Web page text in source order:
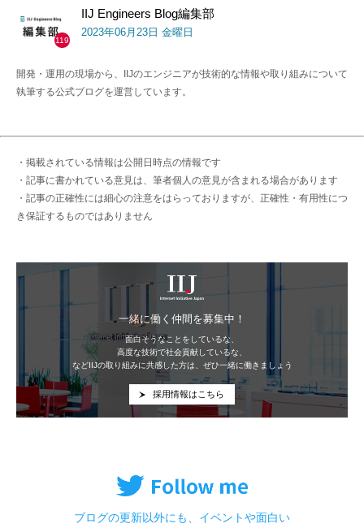
119
IIJ Engineers Blog編集部
2023年06月23日 金曜日
開発・運用の現場から、IIJのエンジニアが技術的な情報や取り組みについて
執筆する公式ブログを運営しています。
・掲載されている情報は公開日時点の情報です
・記事に書かれている意見は、筆者個人の意見が含まれる場合があります
・記事の正確性には細心の注意をはらっておりますが、正確性・有用性につ
き保証するものではありません
IIJ
一緒に働く仲間を募集中！
面白そうなことをしているな、
高度な技術で社会貢献しているな、
などIIJの取り組みに共感した方は、ぜひ一緒に働きましょう
採用情報はこちら
ブログの更新以外にも、イベントや面白い